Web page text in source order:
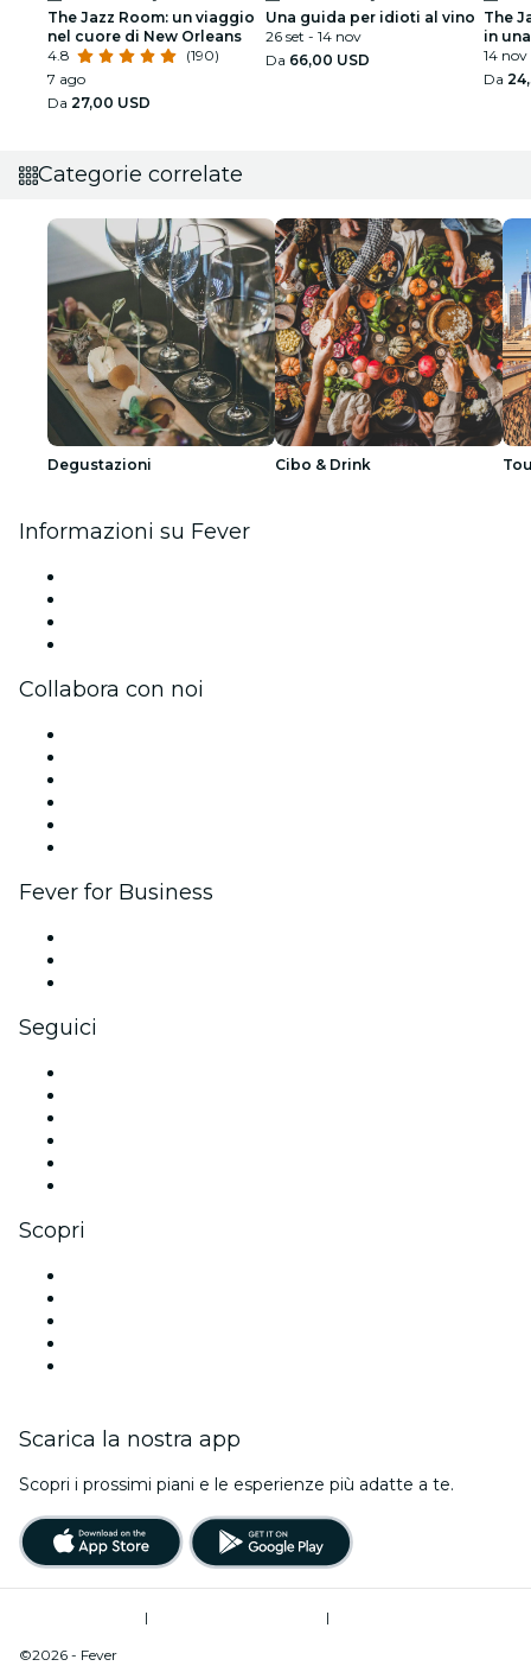
The Jazz Room: un viaggio
nel cuore di New Orleans
4.8
(190)
7 ago
Da 27,00 USD
Una guida per idioti al vino
26 set - 14 nov
Da 66,00 USD
The
in
14
Da
Categorie correlate
Degustazioni Cibo & Drink
Informazioni su Fever
Collabora con noi
Fever for Business
Seguici
Scopri
Scarica la nostra app
Scopri i prossimi piani e le esperienze più adatte a te.
|
|
©2026 - Fever